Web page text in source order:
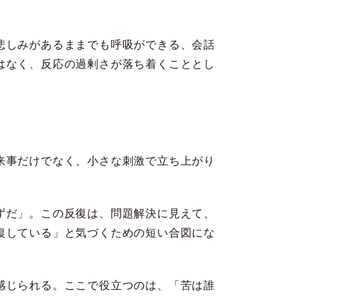
みがあるままでも呼吸ができる、会話
く、反応の過剰さが落ち着くこととし
だけでなく、小さな刺激で立ち上がり
」。この反復は、問題解決に見えて、
ている」と気づくための短い合図にな
られる。ここで役立つのは、「苦は誰